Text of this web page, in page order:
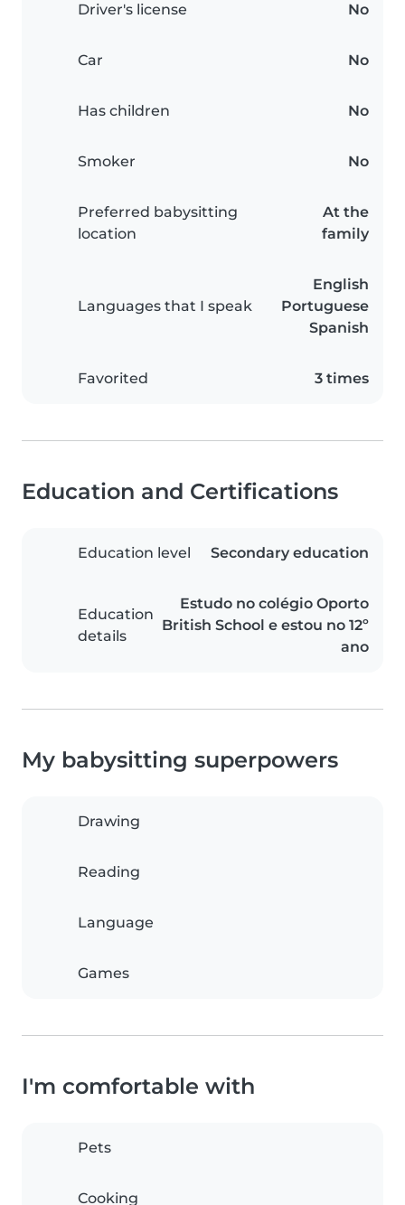
Driver's license No
Car No
Has children No
Smoker No
Preferred babysitting
location
At the
family
Languages that I speak
English
Portuguese
Spanish
Favorited 3 times
Education and Certifications
Education level Secondary education
Education
details
Estudo no colégio Oporto
British School e estou no 12º
ano
My babysitting superpowers
Drawing
Reading
Language
Games
I'm comfortable with
Pets
Cooking